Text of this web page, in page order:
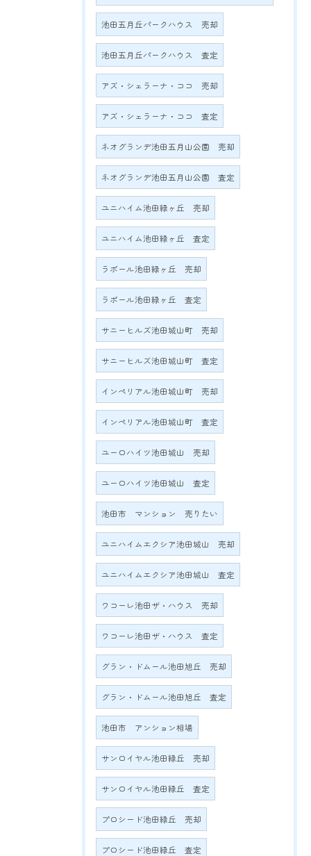
池田五月丘パークハウス 売却
池田五月丘パークハウス 査定
アズ・シェラーナ・ココ 売却
アズ・シェラーナ・ココ 査定
ネオグランデ池田五月山公園 売却
ネオグランデ池田五月山公園 査定
ユニハイム池田緑ヶ丘 売却
ユニハイム池田緑ヶ丘 査定
ラポール池田緑ヶ丘 売却
ラポール池田緑ヶ丘 査定
サニーヒルズ池田城山町 売却
サニーヒルズ池田城山町 査定
インペリアル池田城山町 売却
インペリアル池田城山町 査定
ユーロハイツ池田城山 売却
ユーロハイツ池田城山 査定
池田市 マンション 売りたい
ユニハイムエクシア池田城山 売却
ユニハイムエクシア池田城山 査定
ワコーレ池田ザ・ハウス 売却
ワコーレ池田ザ・ハウス 査定
グラン・ドムール池田旭丘 売却
グラン・ドムール池田旭丘 査定
池田市 アンション相場
サンロイヤル池田緑丘 売却
サンロイヤル池田緑丘 査定
プロシード池田緑丘 売却
プロシード池田緑丘 査定